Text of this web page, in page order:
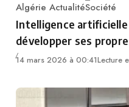
Category
Algérie ActualitéSociété
Intelligence artificielle
développer ses
14 mars 2026 à 00:41Lecture